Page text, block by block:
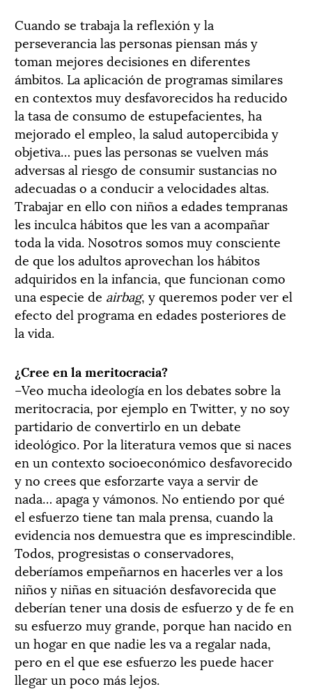
Cuando se trabaja la reflexión y la
perseverancia las personas piensan más y
toman mejores decisiones en diferentes
ámbitos. La aplicación de programas similares
en contextos muy desfavorecidos ha reducido
la tasa de consumo de estupefacientes, ha
mejorado el empleo, la salud autopercibida y
objetiva… pues las personas se vuelven más
adversas al riesgo de consumir sustancias no
adecuadas o a conducir a velocidades altas.
Trabajar en ello con niños a edades tempranas
les inculca hábitos que les van a acompañar
toda la vida. Nosotros somos muy consciente
de que los adultos aprovechan los hábitos
adquiridos en la infancia, que funcionan como
una especie de airbag, y queremos poder ver el
efecto del programa en edades posteriores de
la vida.
¿Cree en la meritocracia?
–Veo mucha ideología en los debates sobre la
meritocracia, por ejemplo en Twitter, y no soy
partidario de convertirlo en un debate
ideológico. Por la literatura vemos que si naces
en un contexto socioeconómico desfavorecido
y no crees que esforzarte vaya a servir de
nada… apaga y vámonos. No entiendo por qué
el esfuerzo tiene tan mala prensa, cuando la
evidencia nos demuestra que es imprescindible.
Todos, progresistas o conservadores,
deberíamos empeñarnos en hacerles ver a los
niños y niñas en situación desfavorecida que
deberían tener una dosis de esfuerzo y de fe en
su esfuerzo muy grande, porque han nacido en
un hogar en que nadie les va a regalar nada,
pero en el que ese esfuerzo les puede hacer
llegar un poco más lejos.